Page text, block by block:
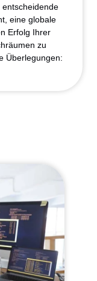
eine globale
Erfolg Ihrer
zu
Überlegungen: